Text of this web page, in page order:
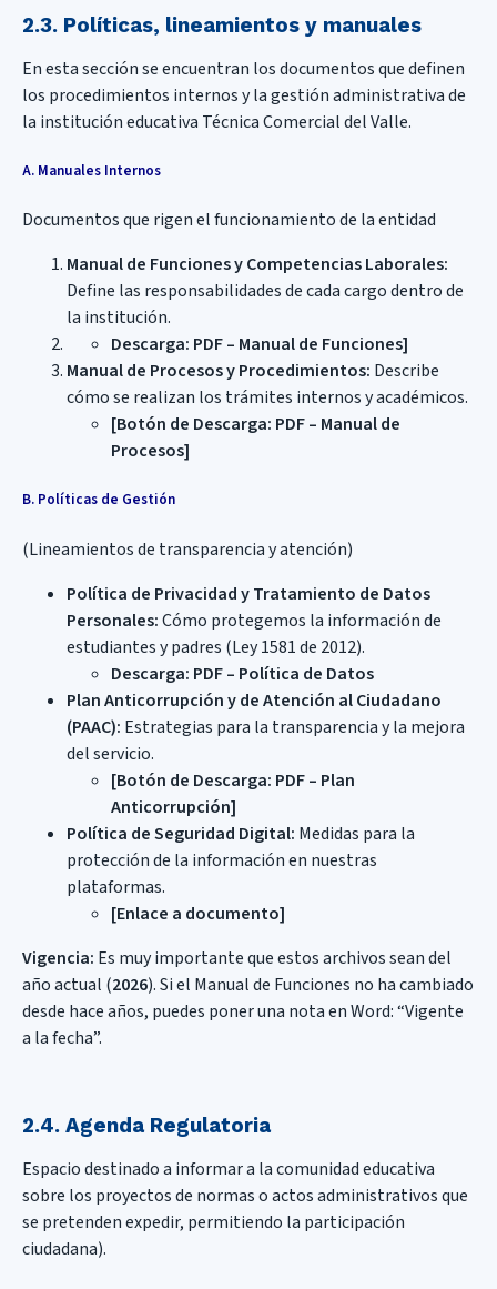
2.3. Políticas, lineamientos y manuales
En esta sección se encuentran los documentos que definen
los procedimientos internos y la gestión administrativa de
la institución educativa Técnica Comercial del Valle.
A. Manuales Internos
Documentos que rigen el funcionamiento de la entidad
Manual de Funciones y Competencias Laborales:
Define las responsabilidades de cada cargo dentro de
la institución.
Descarga: PDF – Manual de Funciones]
Manual de Procesos y Procedimientos: Describe
cómo se realizan los trámites internos y académicos.
[Botón de Descarga: PDF – Manual de
Procesos]
B. Políticas de Gestión
(Lineamientos de transparencia y atención)
Política de Privacidad y Tratamiento de Datos
Personales:Cómo protegemos la información de
estudiantes y padres (Ley 1581 de 2012).
Descarga: PDF – Política de Datos
Plan Anticorrupción y de Atención al Ciudadano
(PAAC): Estrategias para la transparencia y la mejora
del servicio.
[Botón de Descarga: PDF – Plan
Anticorrupción]
Política de Seguridad Digital: Medidas para la
protección de la información en nuestras
plataformas.
[Enlace a documento]
Vigencia: Es muy importante que estos archivos sean del
año actual (2026). Si el Manual de Funciones no ha cambiado
desde hace años, puedes poner una nota en Word: “Vigente
a la fecha”.
2.4. Agenda Regulatoria
Espacio destinado a informar a la comunidad educativa
sobre los proyectos de normas o actos administrativos que
se pretenden expedir, permitiendo la participación
ciudadana).